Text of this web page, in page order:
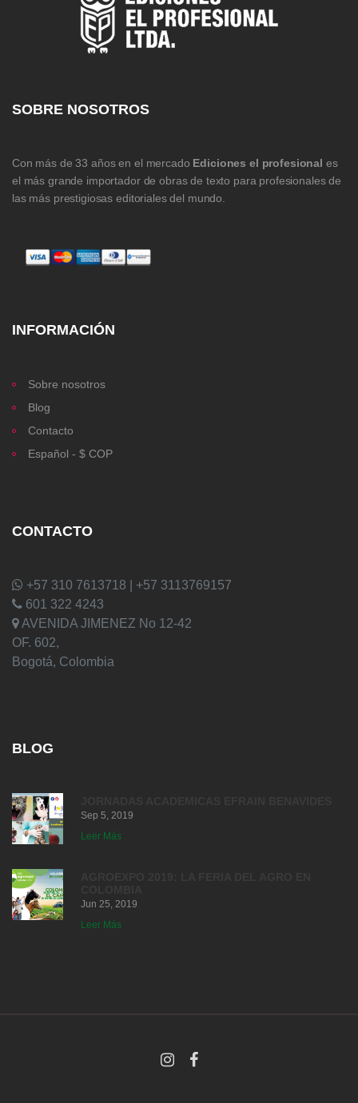
SOBRE NOSOTROS
Con más de 33 años en el mercado Ediciones el profesional es
el más grande importador de obras de texto para profesionales de
las más prestigiosas editoriales del mundo.
INFORMACIÓN
Sobre nosotros
Blog
Contacto
Español - $ COP
CONTACTO
+57 310 7613718 | +57 3113769157
601 322 4243
AVENIDA JIMENEZ No 12-42
OF. 602,
Bogotá, Colombia
BLOG
Sep 5, 2019
Leer Más
Jun 25, 2019
Leer Más